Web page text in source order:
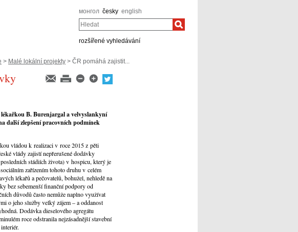
монгол česky english
Hledat
rozšířené vyhledávání
> Malé lokální projekty > ČR pomáhá zajistit...
B. Burenjargal a velvyslankyní
další zlepšení pracovních podmínek
vládou k realizaci v roce 2015 z pěti
vlády zajistí nepřerušené dodávky
stádiích života) v hospicu, který je
zařízením tohoto druhu v celém
lékařů a pečovatelů, bohužel, nehledě na
bez sebemenší finanční podpory od
důvodů často nemůže naplno využívat
o jeho služby velký zájem – a oddanost
Dodávka dieselového agregátu
roce odstranila nejzásadnější stavební